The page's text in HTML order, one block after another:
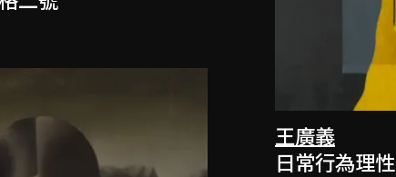
王廣義
日常行為理性